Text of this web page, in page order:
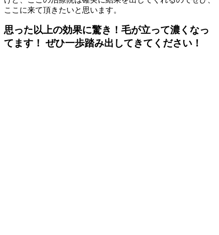
ここに来て頂きたいと思います。
思った以上の効果に驚き！毛が立って濃くなっ
てます！ ぜひ一歩踏み出してきてください！